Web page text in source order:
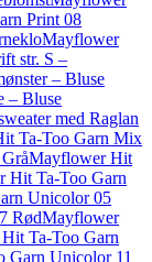
Print 08
Mayflower
str. S –
– Bluse
– Bluse
med Raglan
Ta-Too Garn Mix
Mayflower Hit
Hit Ta-Too Garn
Unicolor 05
RødMayflower
Ta-Too Garn
Garn Unicolor 11